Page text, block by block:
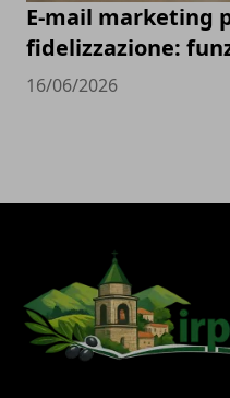
E-mail marketing
fidelizzazione:
16/06/2026